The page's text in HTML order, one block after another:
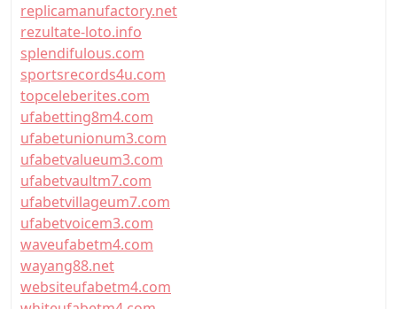
replicamanufactory.net
rezultate-loto.info
splendifulous.com
sportsrecords4u.com
topceleberites.com
ufabetting8m4.com
ufabetunionum3.com
ufabetvalueum3.com
ufabetvaultm7.com
ufabetvillageum7.com
ufabetvoicem3.com
waveufabetm4.com
wayang88.net
websiteufabetm4.com